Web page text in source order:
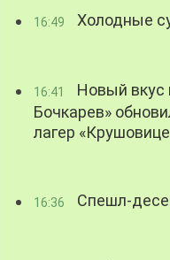
16:49 Холодные
16:41
Новый вкус
Бочкарев»
лагер
16:36 Спешл-